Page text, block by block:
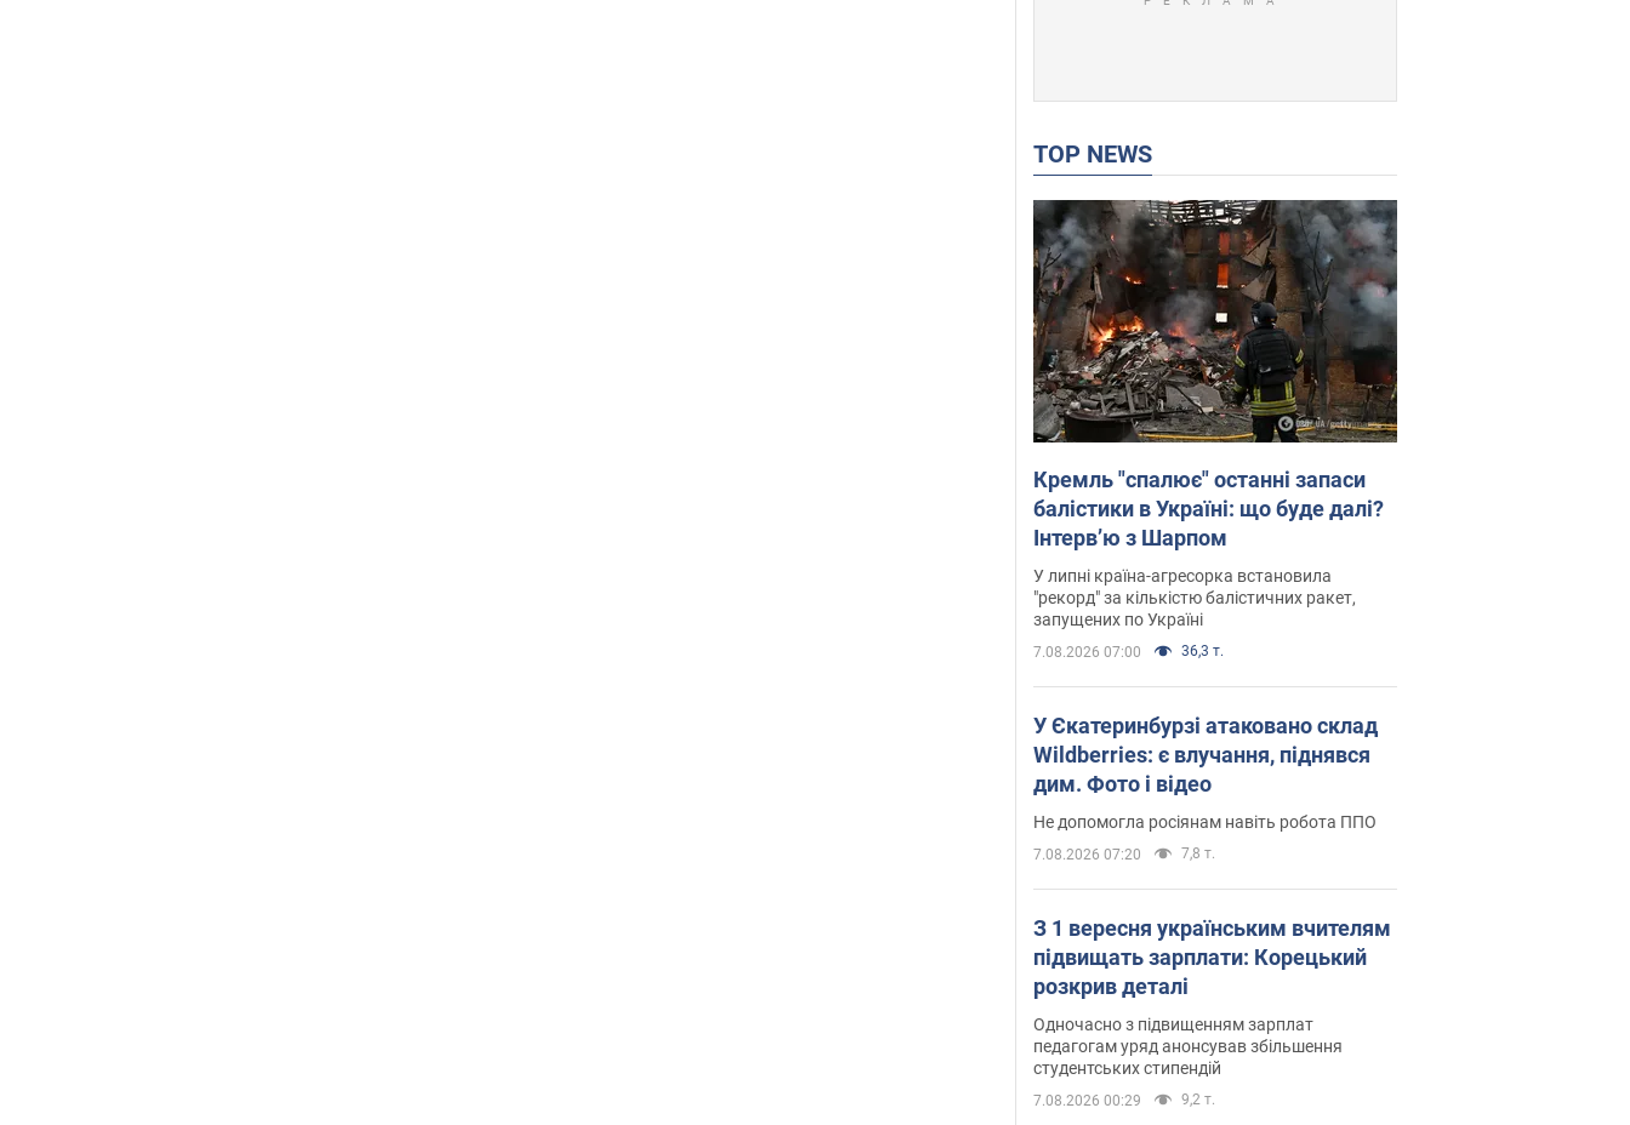
TOP NEWS
Кремль "спалює" останні запаси
балістики в Україні: що буде далі?
Інтерв’ю з Шарпом
У липні країна-агресорка встановила
"рекорд" за кількістю балістичних ракет,
запущених по Україні
7.08.2026 07:00 36,3 т.
У Єкатеринбурзі атаковано склад
Wildberries: є влучання, піднявся
дим. Фото і відео
Не допомогла росіянам навіть робота ППО
7.08.2026 07:20 7,8 т.
З 1 вересня українським вчителям
підвищать зарплати: Корецький
розкрив деталі
Одночасно з підвищенням зарплат
педагогам уряд анонсував збільшення
студентських стипендій
7.08.2026 00:29 9,2 т.